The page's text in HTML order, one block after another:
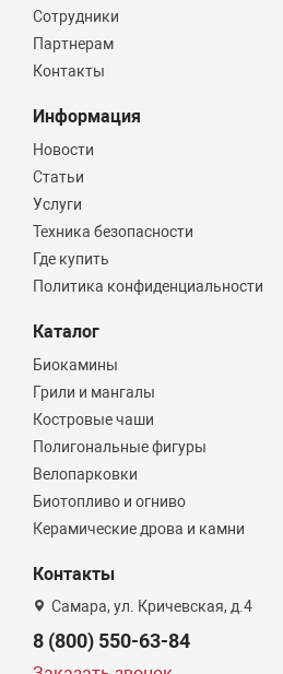
Сотрудники
Партнерам
Контакты
Информация
Новости
Статьи
Услуги
Техника безопасности
Где купить
Политика конфиденциальности
Каталог
Биокамины
Грили и мангалы
Костровые чаши
Полигональные фигуры
Велопарковки
Биотопливо и огниво
Керамические дрова и камни
Контакты
Самара, ул. Кричевская, д.4
8 (800) 550-63-84